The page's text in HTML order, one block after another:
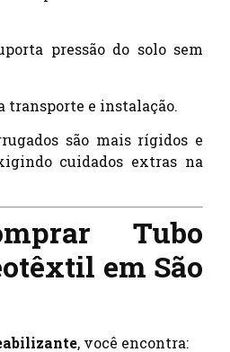
pressão do solo sem
transporte e instalação.
são mais rígidos e
cuidados extras na
Tubo
em São
, você encontra: